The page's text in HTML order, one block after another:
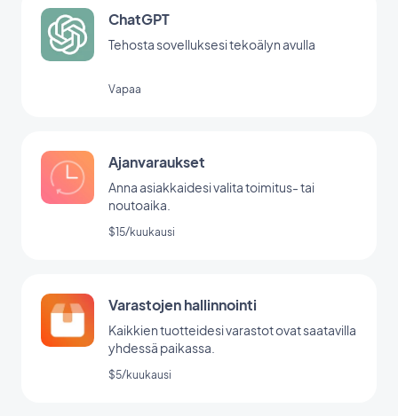
ChatGPT
Tehosta sovelluksesi tekoälyn avulla
Vapaa
Ajanvaraukset
Anna asiakkaidesi valita toimitus- tai
noutoaika.
$15/kuukausi
Varastojen hallinnointi
Kaikkien tuotteidesi varastot ovat saatavilla
yhdessä paikassa.
$5/kuukausi